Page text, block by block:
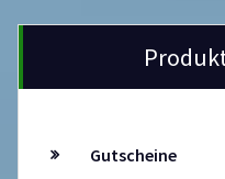
Gutscheine